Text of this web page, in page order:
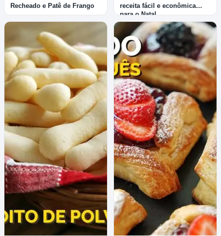
Recheado e Patê de Frango
receita fácil e econômica
para o Natal